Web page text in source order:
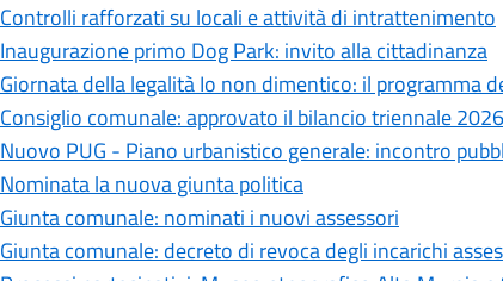
Controlli rafforzati su locali e attività di intrattenimento
Inaugurazione primo Dog Park: invito alla cittadinanza
Giornata della legalità Io non dimentico: il programma
Consiglio comunale: approvato il bilancio triennale
Nuovo PUG - Piano urbanistico generale: incontro
Nominata la nuova giunta politica
Giunta comunale: nominati i nuovi assessori
Giunta comunale: decreto di revoca degli incarichi